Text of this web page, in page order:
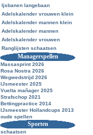
Ijsbanen langebaan
Adelskalender vrouwen klein
Adelskalender mannen klein
Adelskalender mannen
Adelskalender vrouwen
Ranglijsten schaatsen
Managerspellen
Massasprint 2026
Rosa Nostra 2026
Wegwedstrijd 2026
IJsmeester 2025
Vuelta mañager 2025
Strafschop 2021
Bettingpractice 2014
IJsmeester Hollandcups 2013
oude spellen
Sporten
schaatsen